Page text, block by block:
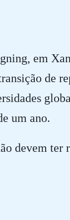
em
de
um ano.
devem ter